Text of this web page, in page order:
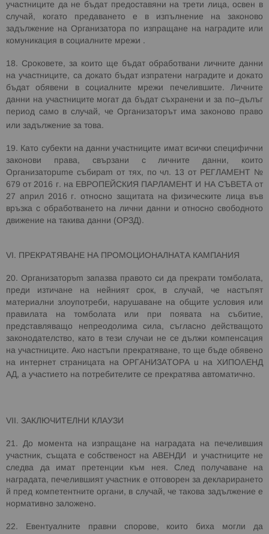
участниците да не бъдат предоставяни на трети лица, освен в
случай, когато предаването е в изпълнение на законово
задължение на Организатора по изпращане на наградите или
комуникация в социалните мрежи .
18. Сроковете, за които ще бъдат обработвани личните данни
на участниците, са докато бъдат изпратени наградите и докато
бъдат обявени в социалните мрежи печелившите. Личните
данни на участниците могат да бъдат съхранени и за по–дълъг
период само в случай, че Организаторът има законово право
или задължение за това.
19. Като субекти на данни участниците имат всички специфични
законови права, свързани с личните данни, които
Организаторите събират от тях, по чл. 13 от РЕГЛАМЕНТ №
679 от 2016 г. на ЕВРОПЕЙСКИЯ ПАРЛАМЕНТ И НА СЪВЕТА от
27 април 2016 г. относно защитата на физическите лица във
връзка с обработването на лични данни и относно свободното
движение на такива данни (ОРЗД).
VI . ПРЕКРАТЯВАНЕ НА ПРОМОЦИОНАЛНАТА КАМПАНИЯ
20. Организаторът запазва правото си да прекрати томболата,
преди изтичане на нейният срок, в случай, че настъпят
материални злоупотреби, нарушаване на общите условия или
правилата на томболата или при появата на събитие,
представляващо непреодолима сила, съгласно действащото
законодателство, като в тези случаи не се дължи компенсация
на участниците. Ако настъпи прекратяване, то ще бъде обявено
на интернет страницата наОРГАНИЗАТОРА и на ХИПОЛЕНД
АД, а участието на потребителите се прекратява автоматично.
VII . ЗАКЛЮЧИТЕЛНИ КЛАУЗИ
21. До момента на изпращане на наградата на печелившия
участник, същата е собственост на АВЕНДИ
и участниците не
следва да имат претенции към нея. След получаване на
наградата, печелившият участник е отговорен за декларирането
й пред компетентните органи, в случай, че такова задължение е
нормативно заложено.
22. Евентуалните правни спорове, които биха могли да